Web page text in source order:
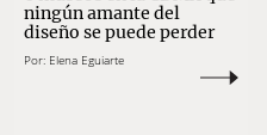
ningún amante del
diseño se puede perder
Por: Elena Eguiarte